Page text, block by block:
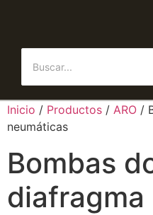
Inicio / Productos / ARO /
neumáticas
Bombas